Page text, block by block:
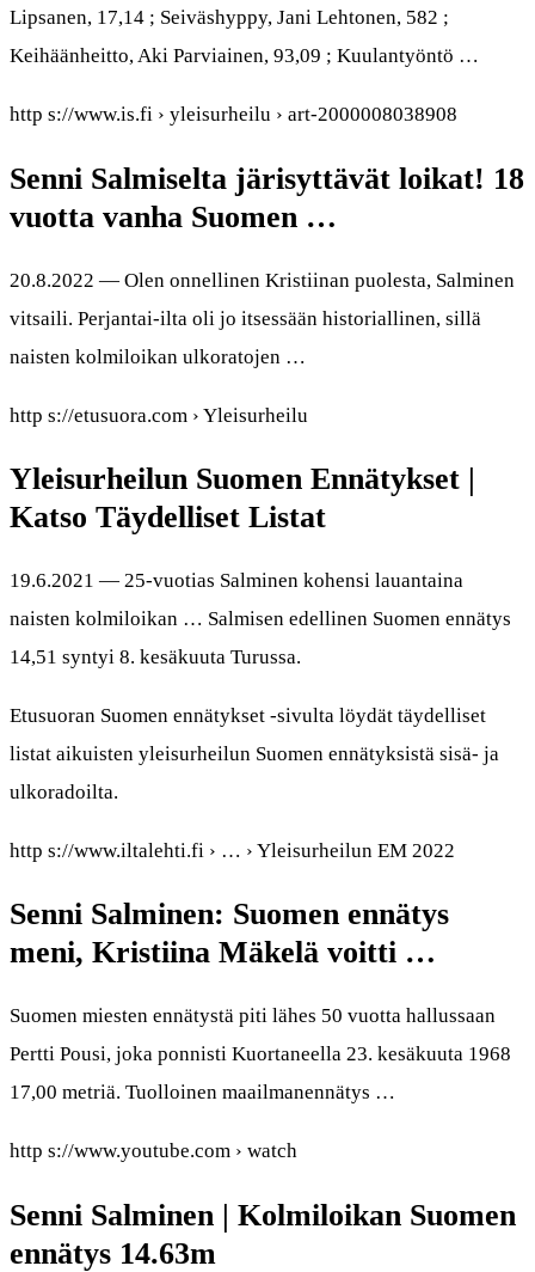
Lipsanen, 17,14 ; Seiväshyppy, Jani Lehtonen, 582 ;
Keihäänheitto, Aki Parviainen, 93,09 ; Kuulantyöntö …
http s://www.is.fi › yleisurheilu › art-2000008038908
Senni Salmiselta järisyttävät loikat! 18
vuotta vanha Suomen …
20.8.2022 — Olen onnellinen Kristiinan puolesta, Salminen
vitsaili. Perjantai-ilta oli jo itsessään historiallinen, sillä
naisten kolmiloikan ulkoratojen …
http s://etusuora.com › Yleisurheilu
Yleisurheilun Suomen Ennätykset |
Katso Täydelliset Listat
19.6.2021 — 25-vuotias Salminen kohensi lauantaina
naisten kolmiloikan … Salmisen edellinen Suomen ennätys
14,51 syntyi 8. kesäkuuta Turussa.
Etusuoran Suomen ennätykset -sivulta löydät täydelliset
listat aikuisten yleisurheilun Suomen ennätyksistä sisä- ja
ulkoradoilta.
http s://www.iltalehti.fi › … › Yleisurheilun EM 2022
Senni Salminen: Suomen ennätys
meni, Kristiina Mäkelä voitti …
Suomen miesten ennätystä piti lähes 50 vuotta hallussaan
Pertti Pousi, joka ponnisti Kuortaneella 23. kesäkuuta 1968
17,00 metriä. Tuolloinen maailmanennätys …
http s://www.youtube.com › watch
Senni Salminen | Kolmiloikan Suomen
ennätys 14.63m